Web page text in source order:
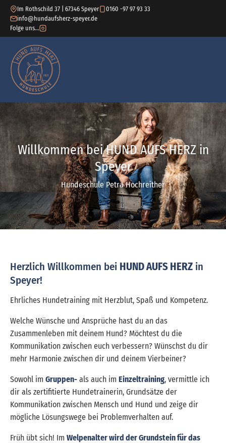
Im Rothschild 37 | 67346 Speyer
0160 -97 97 93 33
info@hundaufsherz-speyer.de
Folge uns...
Willkommen bei HUND AUFS HERZ in
Speyer
Hundeschule Petra Hochreither
Herzlich Willkommen bei HUND AUFS HERZ in
Speyer!
Ehrliches Hundetraining mit Herzblut, Spaß und Kompetenz.
Welche Wünsche und Ansprüche hast du an das
Zusammenleben mit deinem Hund? Möchtest du die
Kommunikation zwischen euch verbessern? Wünschst du dir
mehr Harmonie zwischen dir und deinem Vierbeiner?
Sowohl im Gruppen- als auch im Einzeltraining, vermittle ich
dir als zertifitierte Hundetrainerin, Grundsätze der
Kommunikation zwischen Mensch und Hund und zeige dir
mögliche Lösungswege bei Problemverhalten auf.
Früh übt sich! Im Welpenalter wird der Grundstein für das